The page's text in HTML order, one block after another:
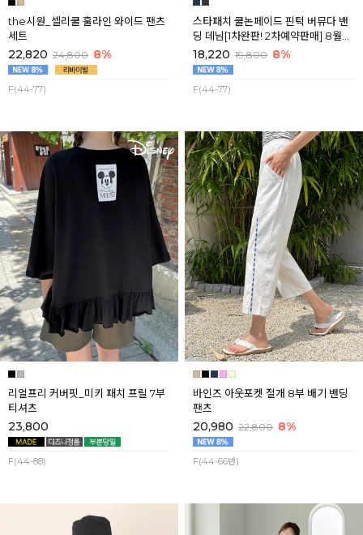
the시원_셀리쿨 훌라인 와이드 팬츠
세트
22,820 24,800 8%
F(44-77)
스타패치 쿨논페이드 핀턱 버뮤다 밴
딩 데님[1차완판! 2차예약판매] 8월셋
째주 순차배송
18,220 19,800 8%
F(44-77)
리얼프리 커버핏_미키 패치 프릴 7부
티셔츠
23,800
F(44-88)
바인즈 아웃포켓 절개 8부 배기 밴딩
팬츠
20,980 22,800 8%
F(44-66반)